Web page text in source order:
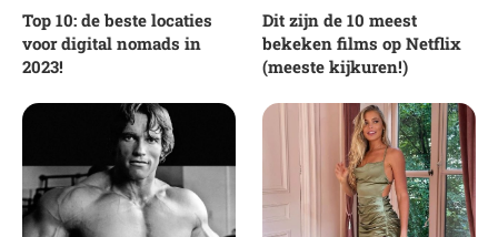
Top 10: de beste locaties
voor digital nomads in
2023!
Dit zijn de 10 meest
bekeken films op Netflix
(meeste kijkuren!)